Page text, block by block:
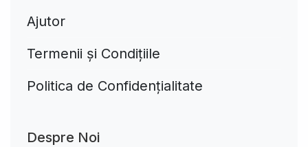
Ajutor
Termenii și Condițiile
Politica de Confidențialitate
Despre Noi